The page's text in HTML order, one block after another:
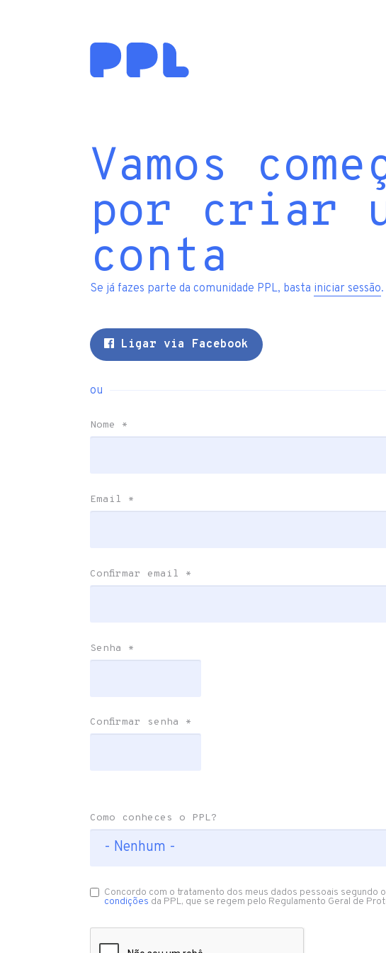
Vamos
por criar
conta
Se já fazes parte da comunidade PPL, basta iniciar sessão.
Ligar via Facebook
ou
Nome *
Email *
Confirmar email *
Senha *
Confirmar senha *
Como conheces o PPL?
Concordo com o tratamento dos meus dados pessoais segundo
condições da PPL, que se regem pelo Regulamento Geral de